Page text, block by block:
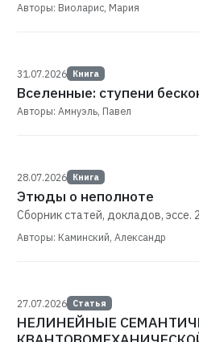
Авторы: Виоларис, Мария
31.07.2026 Книга
Вселенные: ступени
Авторы: Амнуэль, Павел
28.07.2026 Книга
Этюды о неполноте
Сборник статей, докладов, эссе.
Авторы: Каминский, Александр
27.07.2026 Статья
НЕЛИНЕЙНЫЕ